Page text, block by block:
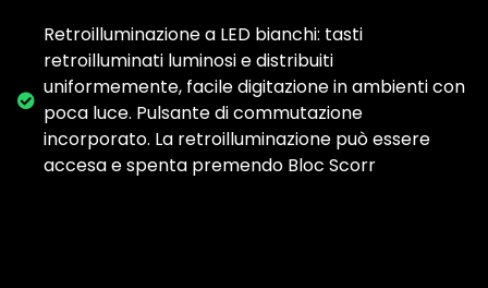
Retroilluminazione a LED bianchi: tasti
retroilluminati luminosi e distribuiti
uniformemente, facile digitazione in ambienti con
poca luce. Pulsante di commutazione
incorporato. La retroilluminazione può essere
accesa e spenta premendo Bloc Scorr